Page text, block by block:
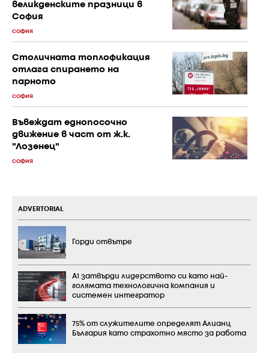
великденските празници в
София
СОФИЯ
Столичната топлофикация
отлага спирането на
парното
СОФИЯ
Въвеждат еднопосочно
движение в част от ж.к.
"Лозенец"
СОФИЯ
ADVERTORIAL
Горди отвътре
А1 затвърди лидерството си като най-
голямата технологична компания и
системен интегратор
75% от служителите определят Алианц
България като страхотно място за работа